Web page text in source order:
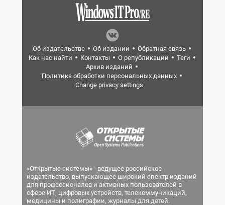
Об издательстве Об издании
Обратная связь
Как нас найти
Контакты О републикации
Теги
Архив изданий
Политика обработки персональных данных
Change privacy settings
«Открытые системы» - ведущее российское
издательство, выпускающее широкий спектр изданий
для профессионалов и активных пользователей в
сфере ИТ, цифровых устройств, телекоммуникаций,
медицины и полиграфии, журналы для детей.